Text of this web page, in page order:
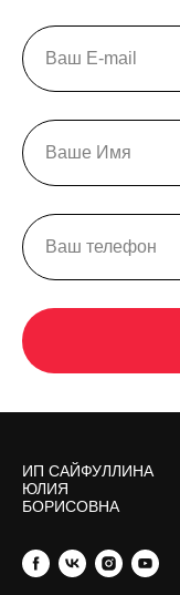
ИП САЙФУЛЛИНА
ЮЛИЯ
БОРИСОВНА